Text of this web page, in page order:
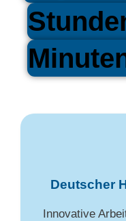
Deutscher
Innovative